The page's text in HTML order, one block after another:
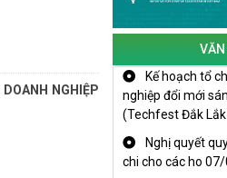
NGHIỆP
Đắk Lắk xây
trưởng kinh tế -
8% trở lên
Cuộc thi trực
Chiến thắng
phóng tỉnh Đắk
VĂN
Kế hoạch tổ
nghiệp đổi mới
(Techfest Đắk
Nghị quyết
chi cho các ho 07/